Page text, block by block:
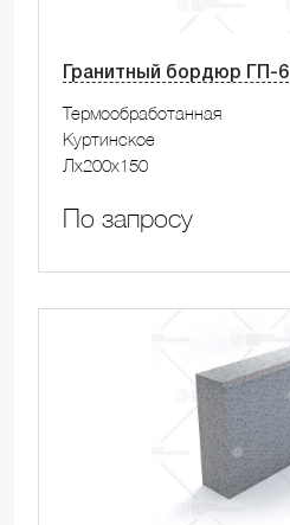
Гранитный бордюр ГП-6
Термообработанная
Куртинское
Лx200x150
По запросу